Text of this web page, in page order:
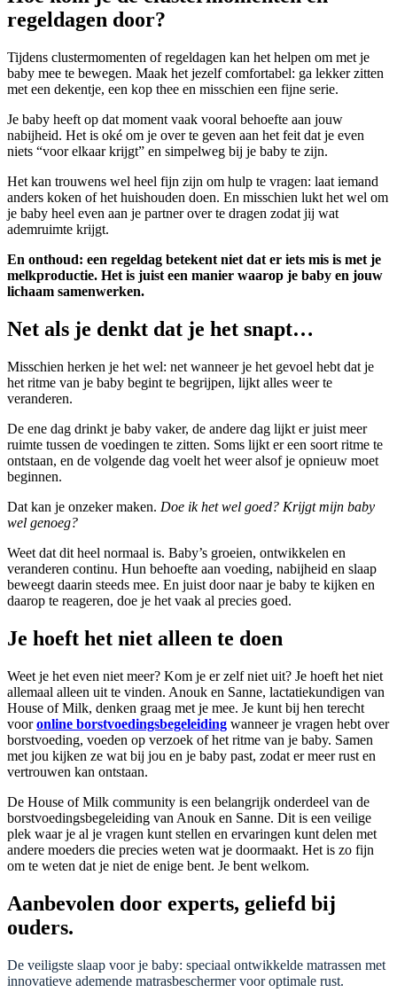
regeldagen door?
Tijdens clustermomenten of regeldagen kan het helpen om met je
baby mee te bewegen. Maak het jezelf comfortabel: ga lekker zitten
met een dekentje, een kop thee en misschien een fijne serie.
Je baby heeft op dat moment vaak vooral behoefte aan jouw
nabijheid. Het is oké om je over te geven aan het feit dat je even
niets “voor elkaar krijgt” en simpelweg bij je baby te zijn.
Het kan trouwens wel heel fijn zijn om hulp te vragen: laat iemand
anders koken of het huishouden doen. En misschien lukt het wel om
je baby heel even aan je partner over te dragen zodat jij wat
ademruimte krijgt.
En onthoud: een regeldag betekent niet dat er iets mis is met je
melkproductie. Het is juist een manier waarop je baby en jouw
lichaam samenwerken.
Net als je denkt dat je het snapt…
Misschien herken je het wel: net wanneer je het gevoel hebt dat je
het ritme van je baby begint te begrijpen, lijkt alles weer te
veranderen.
De ene dag drinkt je baby vaker, de andere dag lijkt er juist meer
ruimte tussen de voedingen te zitten. Soms lijkt er een soort ritme te
ontstaan, en de volgende dag voelt het weer alsof je opnieuw moet
beginnen.
Dat kan je onzeker maken. Doe ik het wel goed? Krijgt mijn baby
wel genoeg?
Weet dat dit heel normaal is. Baby’s groeien, ontwikkelen en
veranderen continu. Hun behoefte aan voeding, nabijheid en slaap
beweegt daarin steeds mee. En juist door naar je baby te kijken en
daarop te reageren, doe je het vaak al precies goed.
Je hoeft het niet alleen te doen
Weet je het even niet meer? Kom je er zelf niet uit? Je hoeft het niet
allemaal alleen uit te vinden. Anouk en Sanne, lactatiekundigen van
House of Milk, denken graag met je mee. Je kunt bij hen terecht
voor online borstvoedingsbegeleiding wanneer je vragen hebt over
borstvoeding, voeden op verzoek of het ritme van je baby. Samen
met jou kijken ze wat bij jou en je baby past, zodat er meer rust en
vertrouwen kan ontstaan.
De House of Milk community is een belangrijk onderdeel van de
borstvoedingsbegeleiding van Anouk en Sanne. Dit is een veilige
plek waar je al je vragen kunt stellen en ervaringen kunt delen met
andere moeders die precies weten wat je doormaakt. Het is zo fijn
om te weten dat je niet de enige bent. Je bent welkom.
Aanbevolen door experts, geliefd bij
ouders.
De veiligste slaap voor je baby: speciaal ontwikkelde matrassen met
innovatieve ademende matrasbeschermer voor optimale rust.